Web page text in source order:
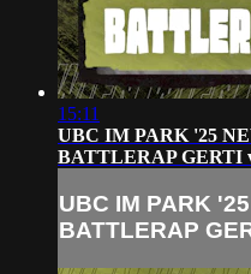
15:11
UBC IM PARK '25
BATTLERAP GERTI
UBC IM PARK
BATTLERAP